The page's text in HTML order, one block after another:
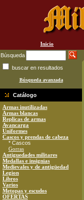
Inicio
Búsqueda
buscar en resultados
Búsqueda avanzada
Catálogo
Armas inutilizadas
Armas blancas
Replicas de armas
Avancarga
Uniformes
Cascos y prendas de cabeza
* Cascos
Gorras
Antiguedades militares
Medallas e insignias
Medievales y de antigüedad
Legion
Libros
Varios
Metopas y escudos
OFERTAS